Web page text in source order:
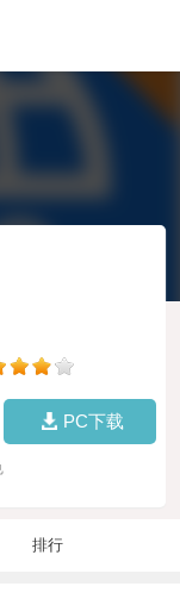
PC下载
排行